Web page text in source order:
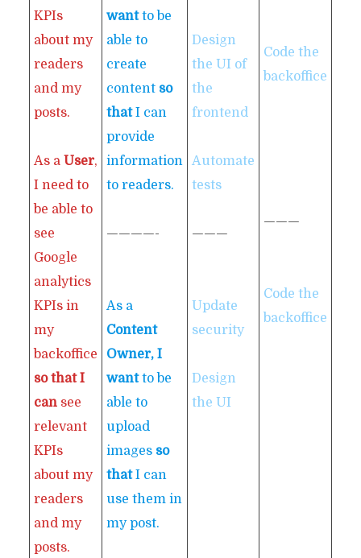
KPIs
about my
readers
and my
posts.
As a User,
I need to
be able to
see
Google
analytics
KPIs in
my
backoffice
so that I
cansee
relevant
KPIs
about my
readers
and my
posts.
wantto be
able to
create
content so
thatI can
provide
information
to readers.
————-
As a
Content
Owner, I
wantto be
able to
upload
images so
thatI can
use them in
my post.
Design
the UI of
the
frontend
Automate
tests
———
Update
security
Design
the UI
Code the
backoffice
———
Code the
backoffice